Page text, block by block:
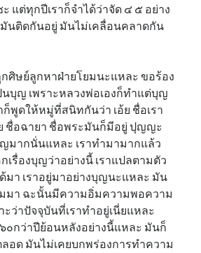
แต่ทุกปีเราก็จำได้ว่าจัด ๔ ๕ อย่าง
มันติดกันอยู่ มันไม่เคลื่อนคลาดกัน
ศิษย์ลูกหาฝ่ายโยมนะแหละ ขอร้อง
บุญ เพราะหลวงพ่อเองก็ทำแต่บุญ
ก็พูดให้หมู่ที่สนิทกันว่า เอ้ย ชื่อเรา
ชื่อฉายา ชื่อพระมันก็มีอยู่ ปุญญะ
มากนั่นแหละ เราทำมามากแล้ว
เรื่องบุญว่าอย่างนี้ เราแปลตามตัว
ด้มา เราอยู่มาอย่างบุญนะแหละ มัน
มา ฉะนั้นมีความอิ่มความพอความ
ะว่าปัจจุบันที่เราทำอยู่เนี่ยแหละ
๐กว่าปีย้อนหลังอย่างนี้แหละ มันก็
อด มันไม่เคยบกพร่องการทำความ